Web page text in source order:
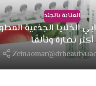
العناية بالجلد
الخلايا الجذعية
أكثر نضارة وتألقًا